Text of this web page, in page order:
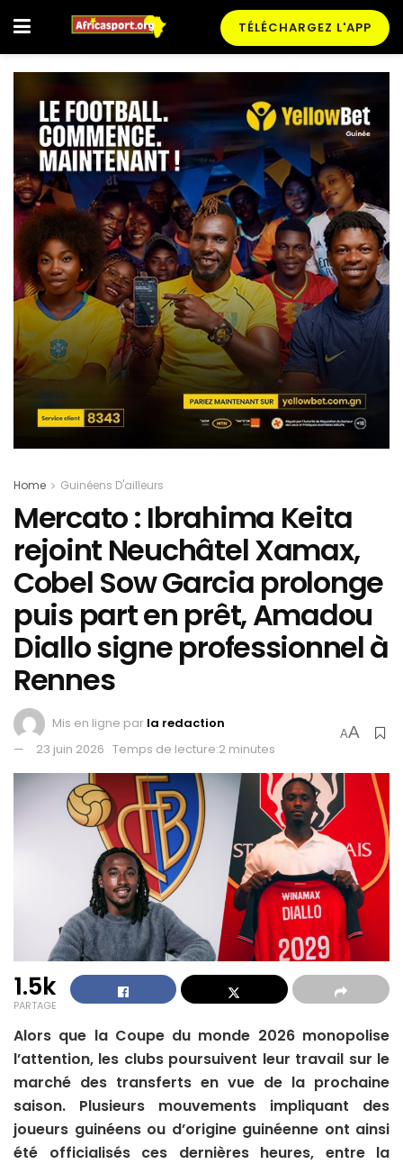
TÉLÉCHARGEZ L'APP
Home Guinéens D'ailleurs
Mercato : Ibrahima Keita
rejoint Neuchâtel Xamax,
Cobel Sow Garcia prolonge
puis part en prêt, Amadou
Diallo signe professionnel à
Rennes
Mis en ligne par la redaction
23 juin 2026 Temps de lecture:2 minutes
AA
1.5k
PARTAGE
Alors que la Coupe du monde 2026 monopolise
l’attention, les clubs poursuivent leur travail sur le
marché des transferts en vue de la prochaine
saison. Plusieurs mouvements impliquant des
joueurs guinéens ou d’origine guinéenne ont ainsi
été officialisés ces dernières heures, entre la